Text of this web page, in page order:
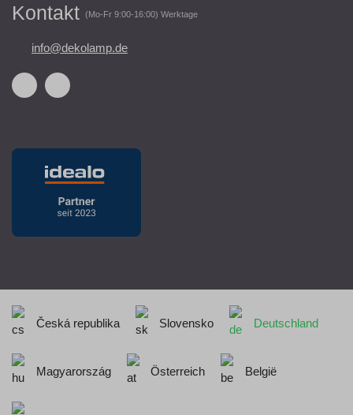
Kontakt (Mo-Fr 9:00-16:00) Werktage
info@dekolamp.de
Česká republika Slovensko Deutschland
Magyarország Österreich België